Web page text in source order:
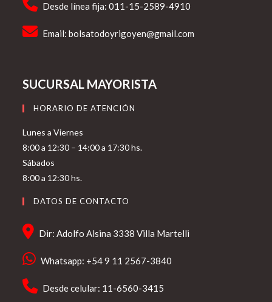
Desde línea fija: 011-15-2589-4910
Email:bolsatodoyrigoyen@gmail.com
SUCURSAL MAYORISTA
HORARIO DE ATENCIÓN
Lunes a Viernes
8:00 a 12:30 – 14:00 a 17:30 hs.
Sábados
8:00 a 12:30 hs.
DATOS DE CONTACTO
Dir: Adolfo Alsina 3338 Villa Martelli
Whatsapp: +54 9 11 2567-3840
Desde celular: 11-6560-3415